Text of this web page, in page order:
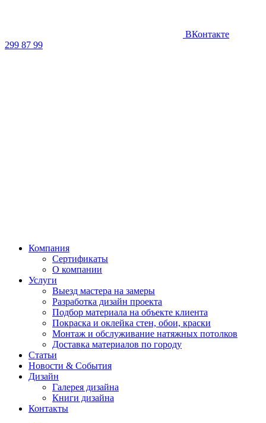
ВКонтакте
299 87 99
Компания
Сертификаты
О компании
Услуги
Выезд мастера на замеры
Разработка дизайн проекта
Подбор материала на объекте клиента
Покраска и оклейка стен, обои, краски
Монтаж и обслуживание натяжных потолков
Доставка материалов по городу
Статьи
Новости & События
Дизайн
Галерея дизайна
Книги дизайна
Контакты